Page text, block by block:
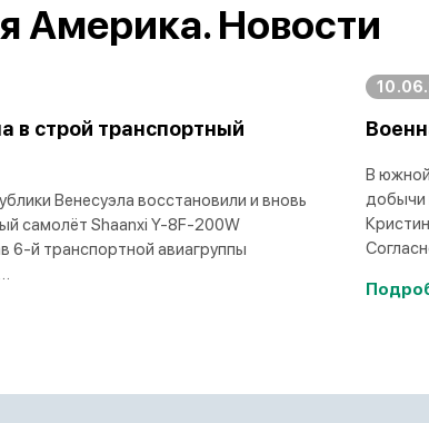
Америка. Новости
в строй транспортный
Венесуэла восстановили и вновь
самолёт Shaanxi Y-8F-200W
6-й транспортной авиагруппы
В
добычи